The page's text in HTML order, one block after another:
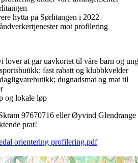
hytta på Sørlitangen i 2022
mot profilering
lover at går uavkortet til våre barn og
fast rabatt og klubbkvelder
dugnadsmat og mat til
og lokale løp
97670716 eller Øyvind Glendrange
prat!
orientering profilering.pdf